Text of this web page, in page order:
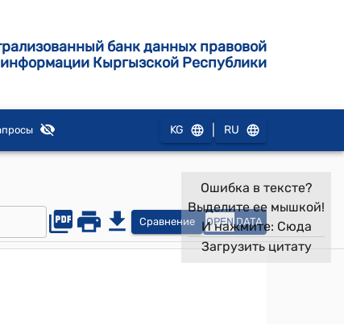
банк данных правовой
информации Кыргызской Республики
KG RU
Сравнение OPEN DATA
Ошибка в тексте?
Выделите ее мышкой!
И нажмите: Сюда
Загрузить цитату